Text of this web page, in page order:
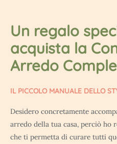
Un regalo
acquista la
Arredo
IL PICCOLO MANUALE DELLO
Desidero concretamente
arredo della tua casa, perciò ho
che ti permetta di curare tutti